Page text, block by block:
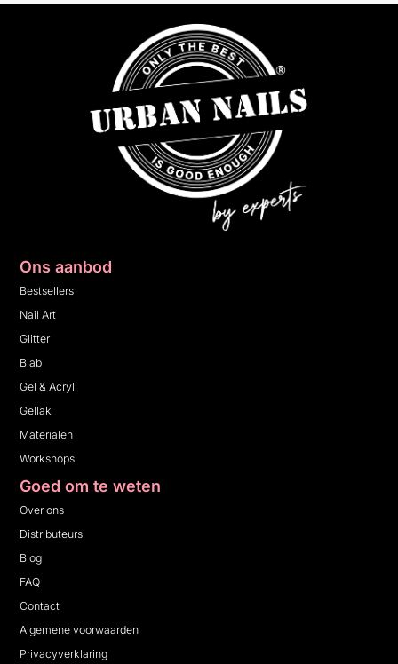
Ons aanbod
Bestsellers
Nail Art
Glitter
Biab
Gel & Acryl
Gellak
Materialen
Workshops
Goed om te weten
Over ons
Distributeurs
Blog
FAQ
Contact
Algemene voorwaarden
Privacyverklaring